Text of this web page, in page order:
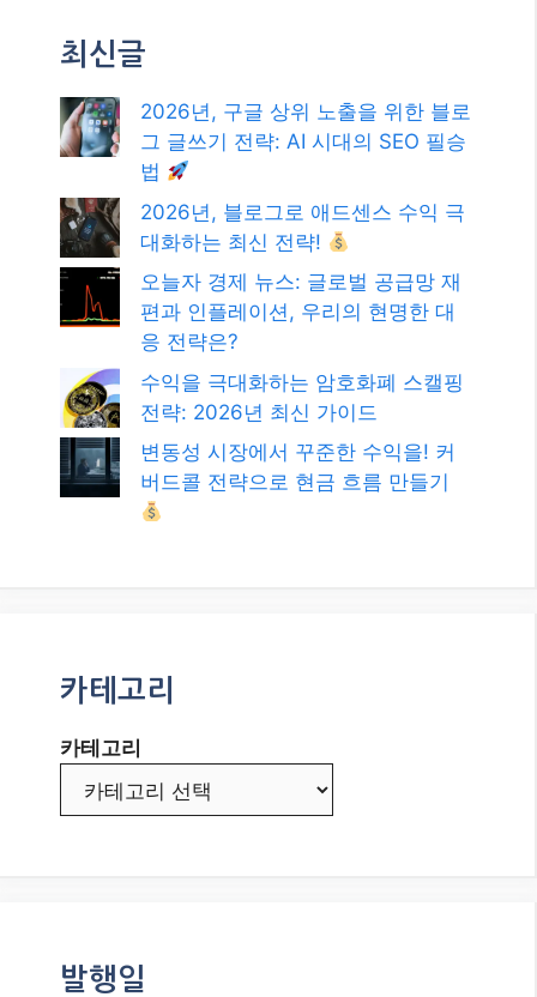
최신글
2026년, 구글 상위 노출을 위한 블로
그 글쓰기 전략: AI 시대의 SEO 필승
법
2026년, 블로그로 애드센스 수익 극
대화하는 최신 전략!
오늘자 경제 뉴스: 글로벌 공급망 재
편과 인플레이션, 우리의 현명한 대
응 전략은?
수익을 극대화하는 암호화폐 스캘핑
전략: 2026년 최신 가이드
변동성 시장에서 꾸준한 수익을! 커
버드콜 전략으로 현금 흐름 만들기
카테고리
카테고리
발행일